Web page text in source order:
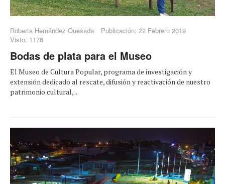
Roberta Hernández Quesada
Publicación: 22 Febrero 2019
Visto: 1176
Bodas de plata para el Museo
El Museo de Cultura Popular, programa de investigación y
extensión dedicado al rescate, difusión y reactivación de nuestro
patrimonio cultural, ...